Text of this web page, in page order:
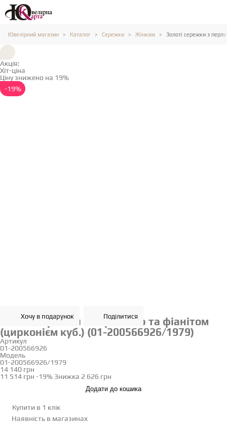
Ювелірний магазин Каталог Сережки Жінкам Золоті сережки з
Акція:
Хіт-ціна
Ціну знижено на 19%
-19%
Хочу в подарунок Поділитися
Золоті сережки з перлиною та фіанітом
(цирконієм куб.) (01-200566926/1979)
Артикул
01-200566926
Модель
01-200566926/1979
14 140 грн
11 514 грн -19% Знижка 2 626 грн
Додати до кошика
Купити в 1 клік
Наявність в магазинах